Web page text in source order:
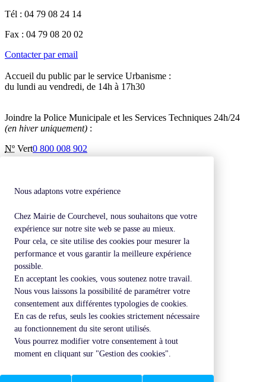
Nous adaptons votre expérience
Chez Mairie de Courchevel, nous souhaitons que votre
expérience sur notre site web se passe au mieux.
Pour cela, ce site utilise des cookies pour mesurer la
performance et vous garantir la meilleure expérience
possible.
En acceptant les cookies, vous soutenez notre travail.
Nous vous laissons la possibilité de paramétrer votre
consentement aux différentes typologies de cookies.
En cas de refus, seuls les cookies strictement nécessaire
au fonctionnement du site seront utilisés.
Vous pourrez modifier votre consentement à tout
moment en cliquant sur "Gestion des cookies".
Tél : 04 79 08 24 14
Fax : 04 79 08 20 02
Contacter par email
Accueil du public par le service Urbanisme :
du lundi au vendredi, de 14h à 17h30
Joindre la Police Municipale et les Services Techniques 24h/24
(en hiver uniquement) :
Nº Vert0 800 008 902
Mentions légales
Revenir en haut de page